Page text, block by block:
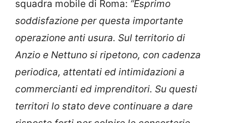
squadra mobile di Roma: “Esprimo
soddisfazione per questa importante
operazione anti usura. Sul territorio di
Anzio e Nettuno si ripetono, con cadenza
periodica, attentati ed intimidazioni a
commercianti ed imprenditori. Su questi
territori lo stato deve continuare a dare